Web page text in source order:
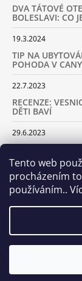
Tento web
procházením
používáním..
Samoobslužná
DVA TÁTOVÉ
BOLESLAVI: CO
19.3.2024
TIP NA
POHODA V
22.7.2023
RECENZE:
DĚTI BAVÍ
29.6.2023
KOLIK VÁS TO
18.2.2023
ARCHIV
© 2026 Dva tátové.